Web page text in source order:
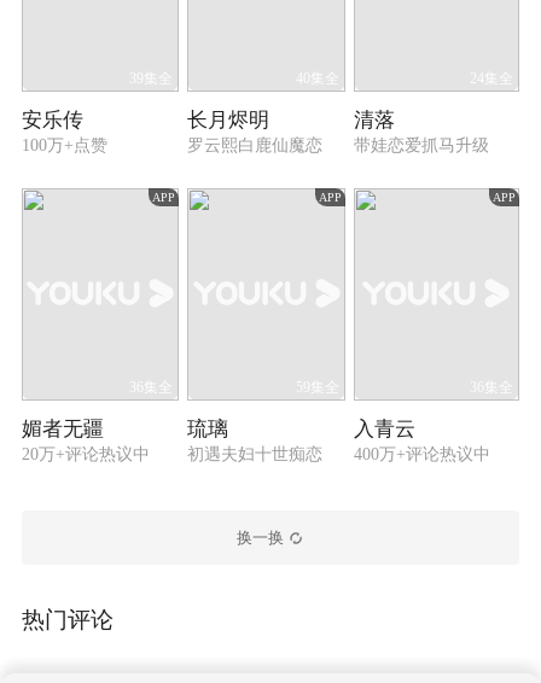
39集全
安乐传
100万+点赞
40集全
长月烬明
罗云熙白鹿仙魔恋
24集全
清落
带娃恋爱抓马升级
APP
36集全
媚者无疆
20万+评论热议中
APP
59集全
琉璃
初遇夫妇十世痴恋
APP
36集全
入青云
400万+评论热议中
换一换
热门评论